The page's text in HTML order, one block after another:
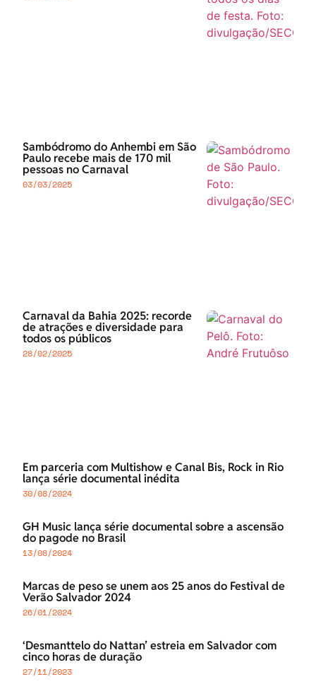
Sambódromo do Anhembi em São
Paulo recebe mais de 170 mil
pessoas no Carnaval
03/03/2025
Carnaval da Bahia 2025: recorde
de atrações e diversidade para
todos os públicos
28/02/2025
Em parceria com Multishow e Canal Bis, Rock in Rio
lança série documental inédita
30/08/2024
GH Music lança série documental sobre a ascensão
do pagode no Brasil
13/08/2024
Marcas de peso se unem aos 25 anos do Festival de
Verão Salvador 2024
26/01/2024
‘Desmanttelo do Nattan’ estreia em Salvador com
cinco horas de duração
27/11/2023